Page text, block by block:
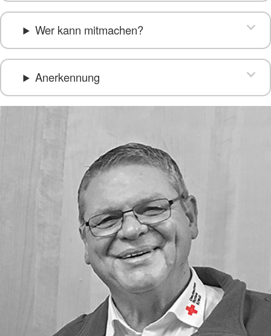
Wer kann mitmachen?
Anerkennung